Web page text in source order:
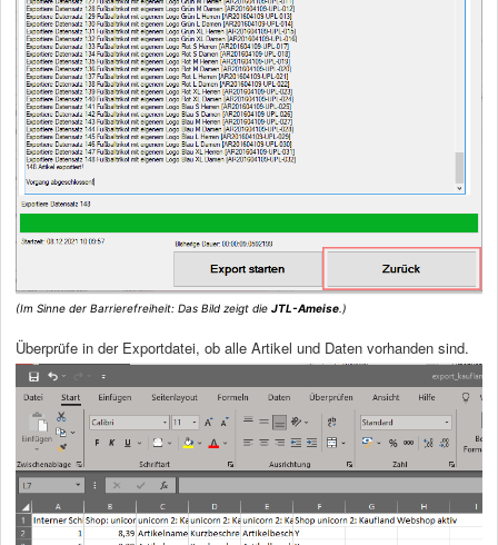
(Im Sinne der Barrierefreiheit: Das Bild zeigt die JTL-Ameise.)
Überprüfe in der Exportdatei, ob alle Artikel und Daten vorhanden sind.